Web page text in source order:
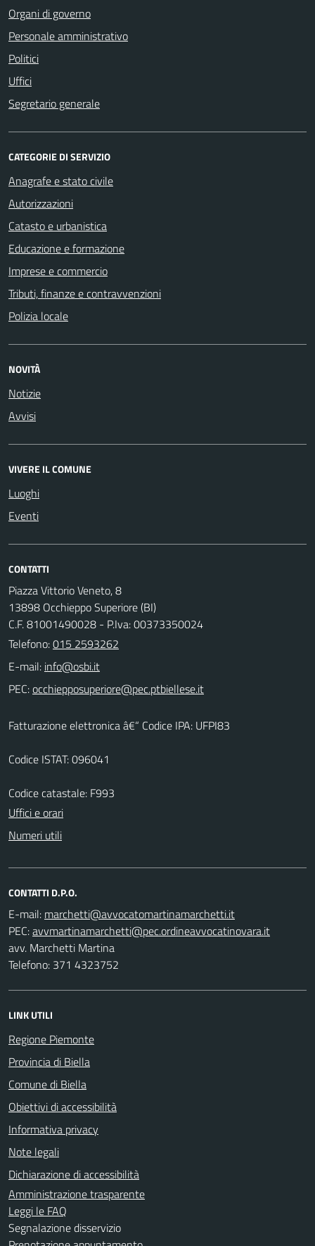
Organi di governo
Personale amministrativo
Politici
Uffici
Segretario generale
CATEGORIE DI SERVIZIO
Anagrafe e stato civile
Autorizzazioni
Catasto e urbanistica
Educazione e formazione
Imprese e commercio
Tributi, finanze e contravvenzioni
Polizia locale
NOVITÀ
Notizie
Avvisi
VIVERE IL COMUNE
Luoghi
Eventi
CONTATTI
Piazza Vittorio Veneto, 8
13898 Occhieppo Superiore (BI)
C.F. 81001490028 - P.Iva: 00373350024
Telefono:015 2593262
E-mail:
PEC:
Fatturazione elettronica â€“ Codice IPA: UFPI83
Codice ISTAT: 096041
Codice catastale: F993
Uffici e orari
Numeri utili
CONTATTI D.P.O.
E-mail:
PEC:
avv. Marchetti Martina
Telefono: 371 4323752
LINK UTILI
Regione Piemonte
Provincia di Biella
Comune di Biella
Obiettivi di accessibilità
Informativa privacy
Note legali
Dichiarazione di accessibilità
Amministrazione trasparente
Leggi le FAQ
Segnalazione disservizio